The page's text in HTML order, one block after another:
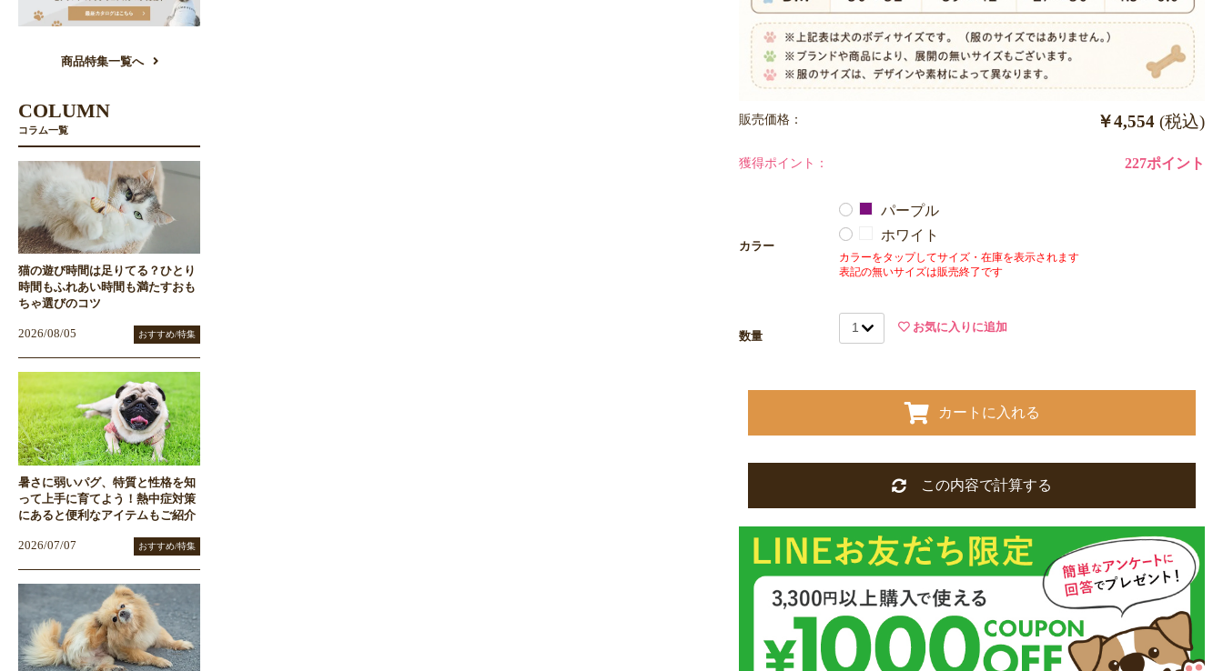
販売価格： ￥4,554 (税込)
獲得ポイント： 227ポイント
カラー
パープル
ホワイト
カラーをタップしてサイズ・在庫を表示されます
表記の無いサイズは販売終了です
数量
お気に入りに追加
カートに入れる
この内容で計算する
商品特集一覧へ
COLUMN
コラム一覧
猫の遊び時間は足りてる？ひとり
時間もふれあい時間も満たすおも
ちゃ選びのコツ
2026/08/05 おすすめ/特集
暑さに弱いパグ、特質と性格を知
って上手に育てよう！熱中症対策
にあると便利なアイテムもご紹介
2026/07/07 おすすめ/特集